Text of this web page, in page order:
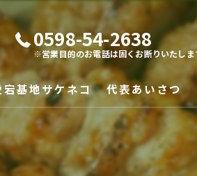
0598-54-2638
※営業目的のお電話は固くお断りいたしま
宕基地サケネコ
ニュー一覧
代表あいさつ